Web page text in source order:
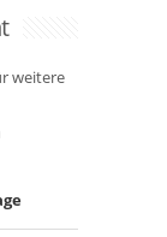
weitere